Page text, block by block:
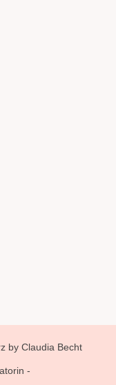
by Claudia Becht
-